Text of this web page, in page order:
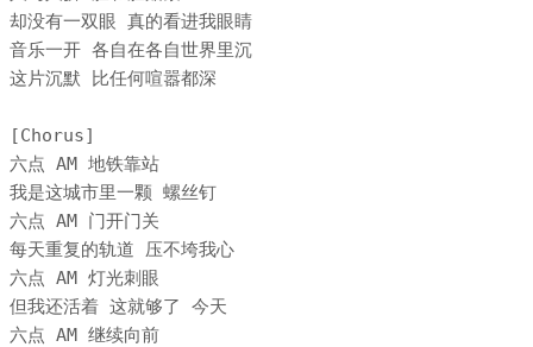
却没有一双眼 真的看进我眼睛
音乐一开 各自在各自世界里沉
这片沉默 比任何喧嚣都深
[Chorus]
六点 AM 地铁靠站
我是这城市里一颗 螺丝钉
六点 AM 门开门关
每天重复的轨道 压不垮我心
六点 AM 灯光刺眼
但我还活着 这就够了 今天
六点 AM 继续向前